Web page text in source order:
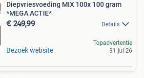
Diepvriesvoeding MIX 100x 100 gram
*MEGA ACTIE*
€ 249,99 Details
Bezoek website
Topadvertentie
31 jul 26